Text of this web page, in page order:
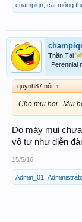
champiqn cát mộng
Thần Tài
Perennial
quynh87 nói: ↑
Cho mui hoi . Mui
Do máy mụi
vô tư như diễn
15/5/16
Admin_01